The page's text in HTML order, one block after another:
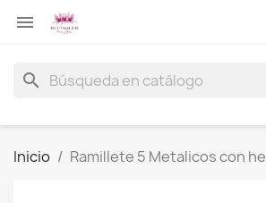

search
Inicio Ramillete 5 Metalicos con